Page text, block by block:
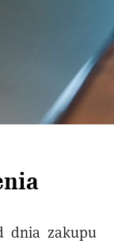
dnia zakupu